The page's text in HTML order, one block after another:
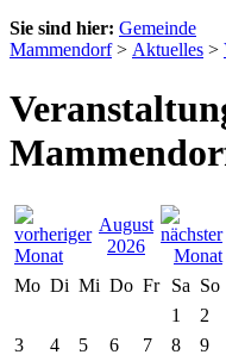
Sie sind hier: Gemeinde
Mammendorf> Aktuelles >
August
2026
Mo Di Mi Do Fr Sa So
1
2
3
4 5 6 7 8
9